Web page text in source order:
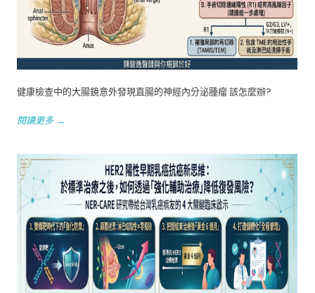
健康檢查中的大腸鏡意外發現直腸的神經內分泌腫瘤 該怎麼辦?
閱讀更多 →